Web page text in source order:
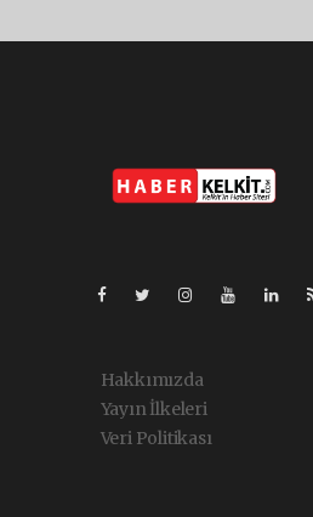
Hakkımızda
Yayın İlkeleri
Veri Politikası